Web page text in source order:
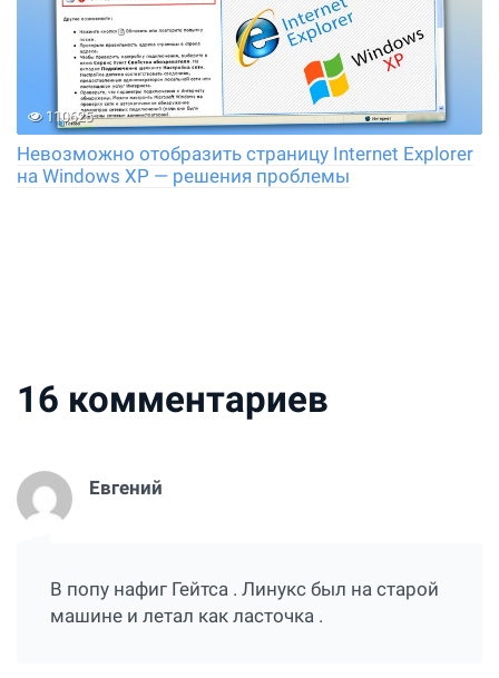
110625
Невозможно отобразить страницу Internet Explorer
на Windows XP — решения проблемы
16 комментариев
Евгений
В попу нафиг Гейтса . Линукс был на старой
машине и летал как ласточка .